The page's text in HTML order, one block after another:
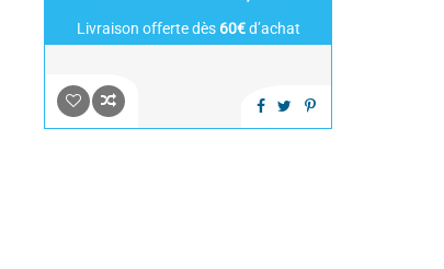
Livraison offerte dès 60€d’achat